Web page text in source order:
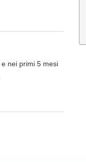
nei primi 5 mesi